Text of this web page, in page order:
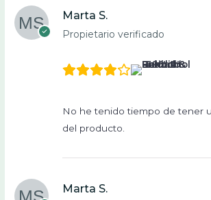
Marta S.
Propietario verificado
No he tenido tiempo de tener
del producto.
Marta S.